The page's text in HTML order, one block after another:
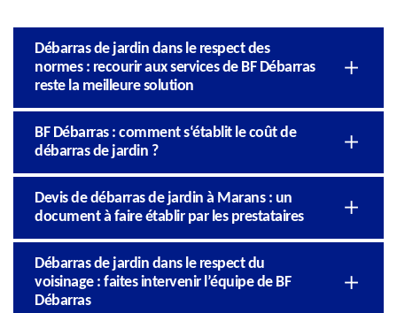
Débarras de jardin dans le respect des
normes : recourir aux services de BF Débarras
reste la meilleure solution
BF Débarras : comment s‘établit le coût de
débarras de jardin ?
Devis de débarras de jardin à Marans : un
document à faire établir par les prestataires
Débarras de jardin dans le respect du
voisinage : faites intervenir l’équipe de BF
Débarras